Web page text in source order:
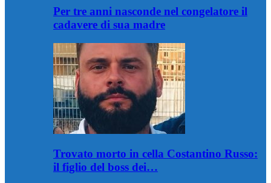
Per tre anni nasconde nel congelatore il
cadavere di sua madre
Trovato morto in cella Costantino Russo:
il figlio del boss dei…